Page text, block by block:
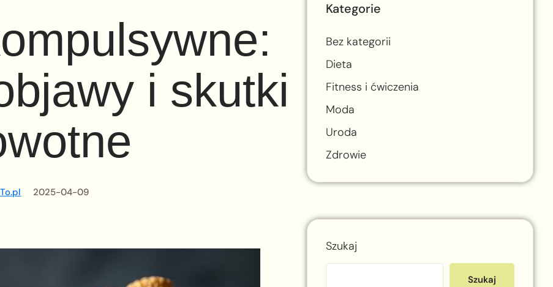
i skutki
2025-04-09
Kategorie
Bez kategorii
Dieta
Fitness i ćwiczenia
Moda
Uroda
Zdrowie
Szukaj
Szukaj